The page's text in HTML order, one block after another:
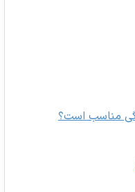
مناسب است؟